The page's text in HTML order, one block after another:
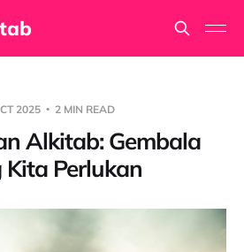
2025 2 MIN READ
Alkitab: Gembala
Perlukan